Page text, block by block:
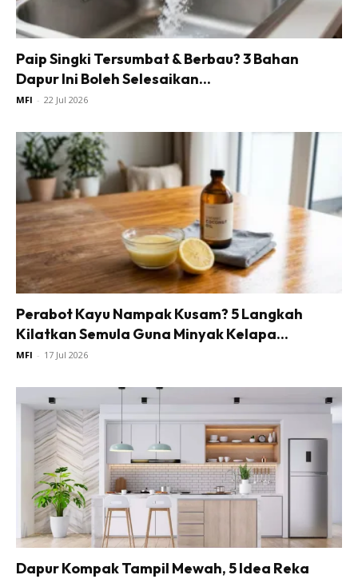
Paip Singki Tersumbat & Berbau? 3 Bahan
Dapur Ini Boleh Selesaikan...
MFI - 22 Jul 2026
Perabot Kayu Nampak Kusam? 5 Langkah
Kilatkan Semula Guna Minyak Kelapa...
MFI - 17 Jul 2026
Dapur Kompak Tampil Mewah, 5 Idea Reka